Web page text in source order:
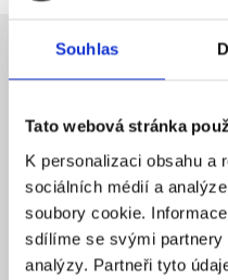
Souhlas
Tato webová stránka
K personalizaci obsahu a
sociálních médií a
soubory cookie.
sdílíme se svými
analýzy. Partneři tyto
NÁZEV SPOLEČNOSTI
SÍDLO
ZALOŽENO
CENA OD *